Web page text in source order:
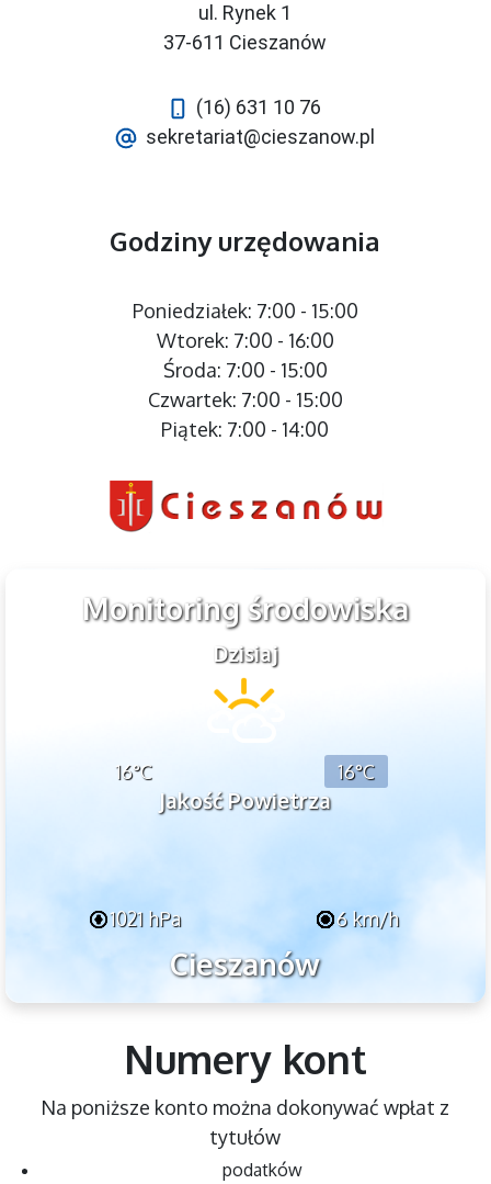
ul. Rynek 1
37-611 Cieszanów
(16) 631 10 76
sekretariat@cieszanow.pl
Godziny urzędowania
Poniedziałek: 7:00 - 15:00
Wtorek: 7:00 - 16:00
Środa: 7:00 - 15:00
Czwartek: 7:00 - 15:00
Piątek: 7:00 - 14:00
Monitoring środowiska
Dzisiaj
16°C 16°C
Jakość Powietrza
1021 hPa 6 km/h
Cieszanów
Numery kont
Na poniższe konto można dokonywać wpłat z
tytułów
podatków